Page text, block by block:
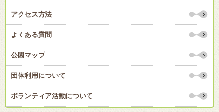
アクセス方法
よくある質問
公園マップ
団体利用について
ボランティア活動について